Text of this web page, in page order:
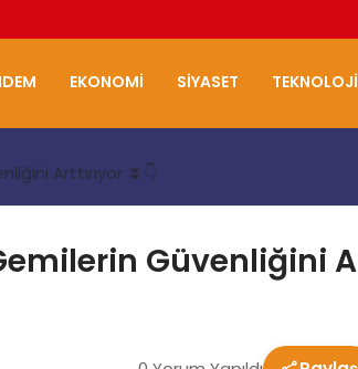
EKONOMI SIYASET TEKNOLOJI
Arttırıyor ⏬👇
Güvenliğini